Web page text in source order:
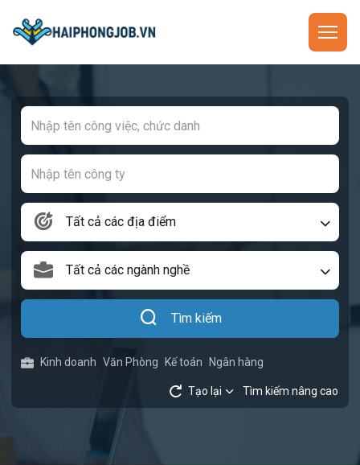
Tất cả các địa điểm
Tất cả các ngành nghề
Tìm kiếm
Kinh doanh Văn Phòng Kế toán Ngân hàng
Tạo lại Tìm kiếm nâng cao